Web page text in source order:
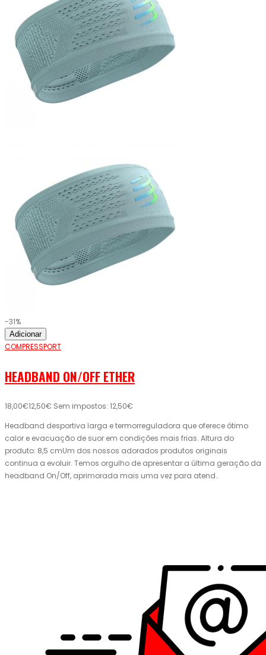
-31%
Adicionar
COMPRESSPORT
HEADBAND ON/OFF ETHER
18,00€12,50€ Sem impostos: 12,50€
Headband desportiva larga e termorreguladora que oferece ótimo
calor e evacuação de suor em condições mais frias. Altura do
produto: 8,5 cmUm dos nossos adorados produtos originais
continua a evoluir. Temos orgulho de apresentar a última geração da
headband On/Off, aprimorada mais uma vez para atend..